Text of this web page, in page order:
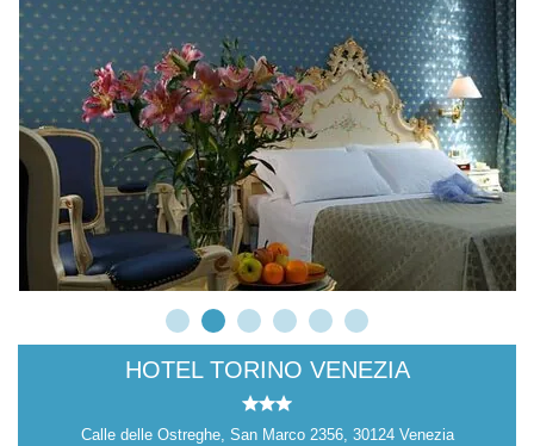
HOTEL TORINO VENEZIA
Calle delle Ostreghe, San Marco 2356, 30124 Venezia